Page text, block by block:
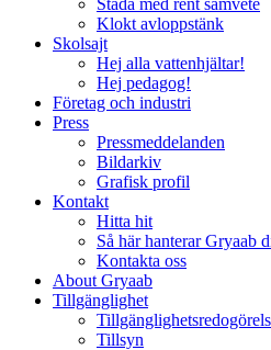
Städa med rent samvete
Klokt avloppstänk
Skolsajt
Hej alla vattenhjältar!
Hej pedagog!
Företag och industri
Press
Pressmeddelanden
Bildarkiv
Grafisk profil
Kontakt
Hitta hit
Så här hanterar Gryaab
Kontakta oss
About Gryaab
Tillgänglighet
Tillsyn